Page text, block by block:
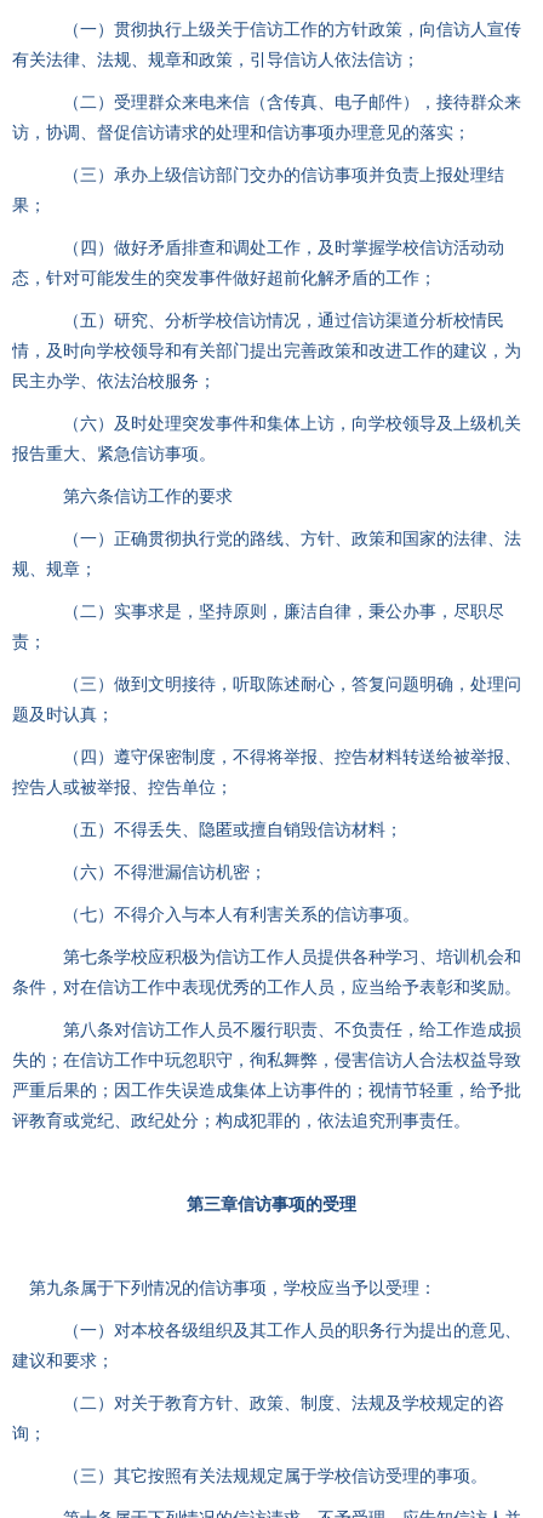
（一）贯彻执行上级关于信访工作的方针政策，向信访人宣传
有关法律、法规、规章和政策，引导信访人依法信访；
（二）受理群众来电来信（含传真、电子邮件），接待群众来
访，协调、督促信访请求的处理和信访事项办理意见的落实；
（三）承办上级信访部门交办的信访事项并负责上报处理结
果；
（四）做好矛盾排查和调处工作，及时掌握学校信访活动动
态，针对可能发生的突发事件做好超前化解矛盾的工作；
（五）研究、分析学校信访情况，通过信访渠道分析校情民
情，及时向学校领导和有关部门提出完善政策和改进工作的建议，为
民主办学、依法治校服务；
（六）及时处理突发事件和集体上访，向学校领导及上级机关
报告重大、紧急信访事项。
第六条信访工作的要求
（一）正确贯彻执行党的路线、方针、政策和国家的法律、法
规、规章；
（二）实事求是，坚持原则，廉洁自律，秉公办事，尽职尽
责；
（三）做到文明接待，听取陈述耐心，答复问题明确，处理问
题及时认真；
（四）遵守保密制度，不得将举报、控告材料转送给被举报、
控告人或被举报、控告单位；
（五）不得丢失、隐匿或擅自销毁信访材料；
（六）不得泄漏信访机密；
（七）不得介入与本人有利害关系的信访事项。
第七条学校应积极为信访工作人员提供各种学习、培训机会和
条件，对在信访工作中表现优秀的工作人员，应当给予表彰和奖励。
第八条对信访工作人员不履行职责、不负责任，给工作造成损
失的；在信访工作中玩忽职守，徇私舞弊，侵害信访人合法权益导致
严重后果的；因工作失误造成集体上访事件的；视情节轻重，给予批
评教育或党纪、政纪处分；构成犯罪的，依法追究刑事责任。
第三章信访事项的受理
第九条属于下列情况的信访事项，学校应当予以受理：
（一）对本校各级组织及其工作人员的职务行为提出的意见、
建议和要求；
（二）对关于教育方针、政策、制度、法规及学校规定的咨
询；
（三）其它按照有关法规规定属于学校信访受理的事项。